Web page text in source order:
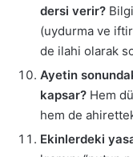
dersi verir?
(uydurma ve
de ilahi olarak
Ayetin
kapsar? Hem
hem de
Ekinlerdeki